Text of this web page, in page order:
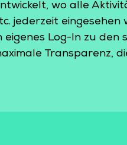
wo alle
jederzeit eingesehen
Log-In zu den
Transparenz,